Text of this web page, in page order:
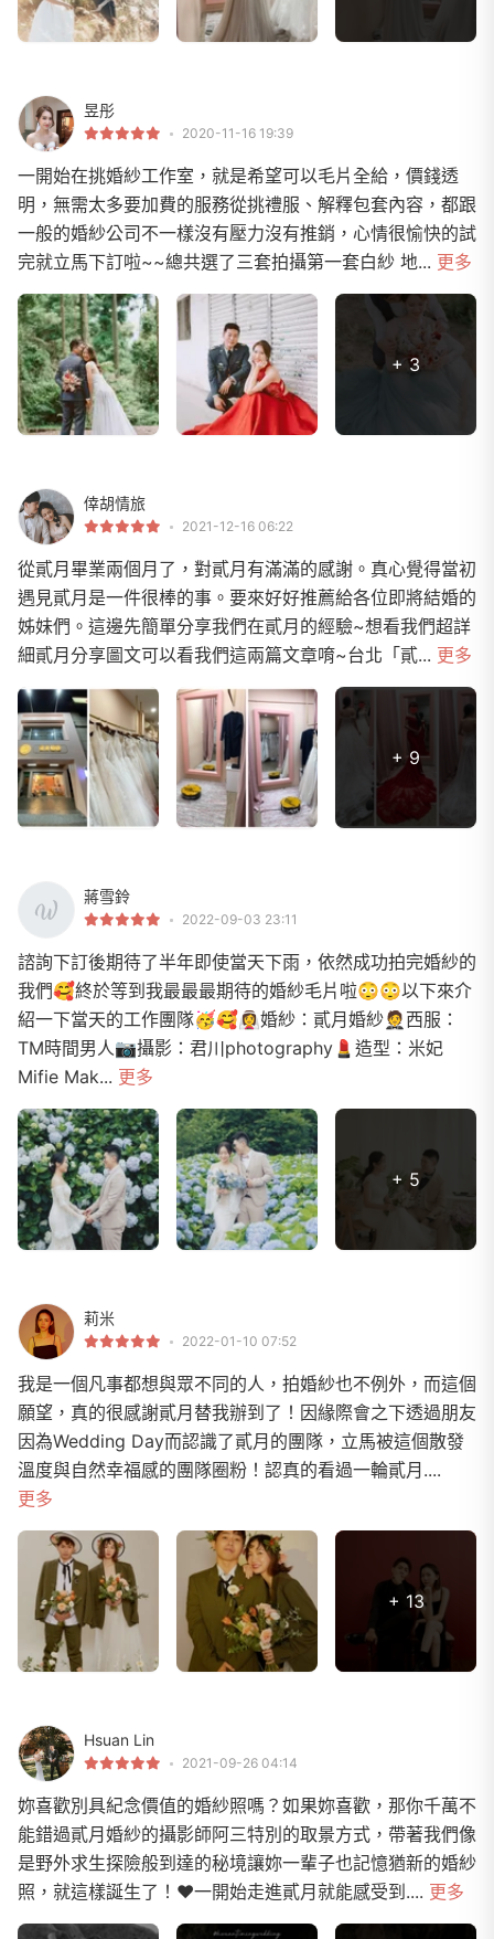
昱彤
2020-11-16 19:39
一開始在挑婚紗工作室，就是希望可以毛片全給，價錢透
明，無需太多要加費的服務從挑禮服、解釋包套內容，都跟
一般的婚紗公司不一樣沒有壓力沒有推銷，心情很愉快的試
完就立馬下訂啦~~總共選了三套拍攝第一套白紗 地... 更多
+ 3
倖胡情旅
2021-12-16 06:22
從貳月畢業兩個月了，對貳月有滿滿的感謝。真心覺得當初
遇見貳月是一件很棒的事。要來好好推薦給各位即將結婚的
姊妹們。這邊先簡單分享我們在貳月的經驗~想看我們超詳
細貳月分享圖文可以看我們這兩篇文章唷~台北「貳... 更多
+ 9
蔣雪鈴
2022-09-03 23:11
諮詢下訂後期待了半年即使當天下雨，依然成功拍完婚紗的
我們🥰終於等到我最最最期待的婚紗毛片啦😳😳以下來介
紹一下當天的工作團隊🥳🥰👰‍♀️婚紗：貳月婚紗 🤵西服：
TM時間男人📷攝影：君川photography💄造型：米妃
Mifie Mak... 更多
+ 5
莉米
2022-01-10 07:52
我是一個凡事都想與眾不同的人，拍婚紗也不例外，而這個
願望，真的很感謝貳月替我辦到了！因緣際會之下透過朋友
因為Wedding Day而認識了貳月的團隊，立馬被這個散發
溫度與自然幸福感的團隊圈粉！認真的看過一輪貳月....
更多
+ 13
Hsuan Lin
2021-09-26 04:14
妳喜歡別具紀念價值的婚紗照嗎？如果妳喜歡，那你千萬不
能錯過貳月婚紗的攝影師阿三特別的取景方式，帶著我們像
是野外求生探險般到達的秘境讓妳一輩子也記憶猶新的婚紗
照，就這樣誕生了！❤一開始走進貳月就能感受到.... 更多